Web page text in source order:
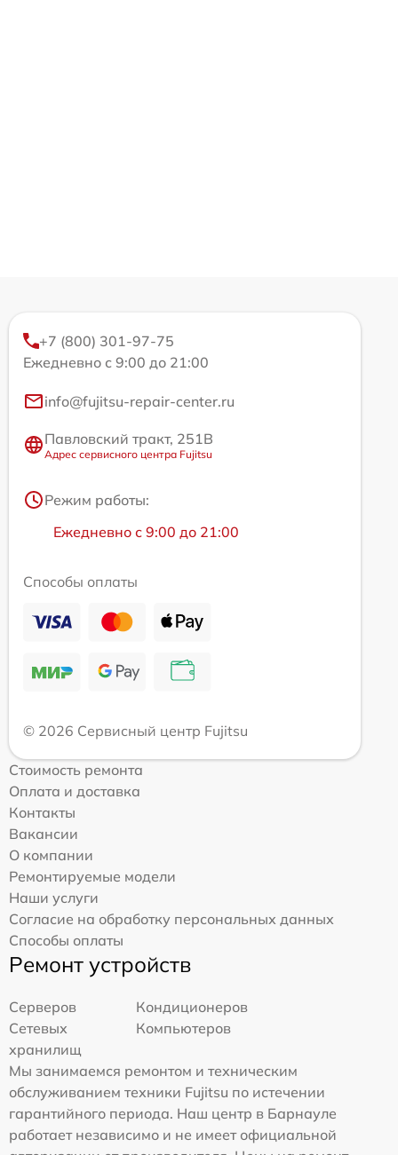
+7 (800) 301-97-75
Ежедневно с 9:00 до 21:00
info@fujitsu-repair-center.ru
Павловский тракт, 251В
Адрес сервисного центра Fujitsu
Режим работы:
Ежедневно с 9:00 до 21:00
Способы оплаты
© 2026 Сервисный центр Fujitsu
Стоимость ремонта
Оплата и доставка
Контакты
Вакансии
О компании
Ремонтируемые модели
Наши услуги
Согласие на обработку персональных данных
Способы оплаты
Ремонт устройств
Серверов
Кондиционеров
Сетевых
хранилищ
Компьютеров
Мы занимаемся ремонтом и техническим
обслуживанием техники Fujitsu по истечении
гарантийного периода. Наш центр в Барнауле
работает независимо и не имеет официальной